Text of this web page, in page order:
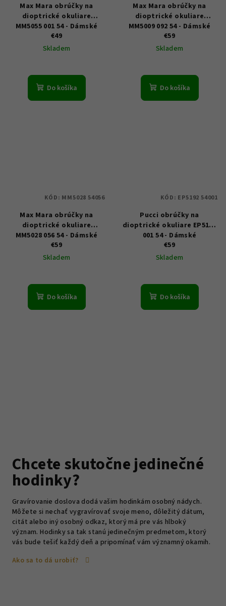
Max Mara obrúčky na
dioptrické okuliare
MM5055 001 54 - Dámské
€49
Skladem
Do košíka
Max Mara obrúčky na
dioptrické okuliare
MM5009 092 54 - Dámské
€59
Skladem
Do košíka
Max Mara obrúčky na
dioptrické okuliare
MM5028 056 54 - Dámské
€59
Skladem
Do košíka
KÓD: MM5028 54056
Pucci obrúčky na
dioptrické okuliare EP5192
001 54 - Dámské
€59
Skladem
Do košíka
KÓD: EP5192 54001
Chcete skutočne jedinečné
hodinky?
Gravírovanie doslova dodá vašim hodinkám osobný nádych.
Môžete si nechať vygravírovať svoje meno, dôležitý dátum,
citát alebo iný osobný odkaz, ktorý má pre vás hlboký
význam. Hodinky sa tak stanú jedinečným predmetom, ktorý
vás bude tešiť každý deň a pripomínať vám významný okamih.
Ako sa to dá urobiť?